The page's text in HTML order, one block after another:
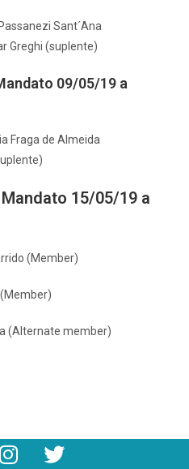
Sant´Ana
Greghi (suplente)
09/05/19 a
Fraga de Almeida
15/05/19 a
(Member)
(Alternate member)